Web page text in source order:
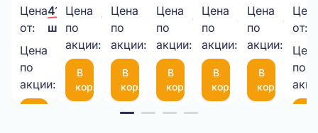
40мкм
прозрачный
Цена
от:
41,00 ₽/
шт.
Цена
по
акции:
35,00 ₽/
в
рулоне
1050*25М
Цена
по
акции:
1 000,00 ₽/
шт.
В
корзину
500*20МКМ*1,3кг
НЕТТО
Цена
по
акции:
335,00 ₽/
шт.
В
корзину
ВПП
3-
10-
75
(300*200мм)
Цена
по
акции:
6,50 ₽/
шт.
В
корзину
340х460
50
мкм
Цена
по
акции:
8,45 ₽/
шт.
В
корзину
6
мм
с
35
см
Цена
по
акции:
4,00
шт.
В
корзину
от:
по